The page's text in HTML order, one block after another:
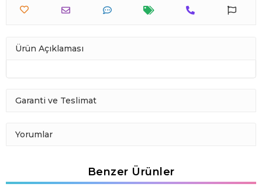
Ürün Açıklaması
Garanti ve Teslimat
Yorumlar
Benzer Ürünler